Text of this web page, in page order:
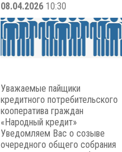
08.04.2026 10:30
Уважаемые пайщики
кредитного потребительского
кооператива граждан
«Народный кредит»
Уведомляем Вас о созыве
очередного общего собрания